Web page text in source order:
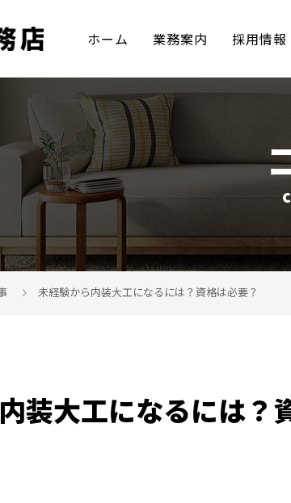
ホーム 業務案内 採用情報
未経験から内装大工になるには？資格は必要？
装大工になるには？